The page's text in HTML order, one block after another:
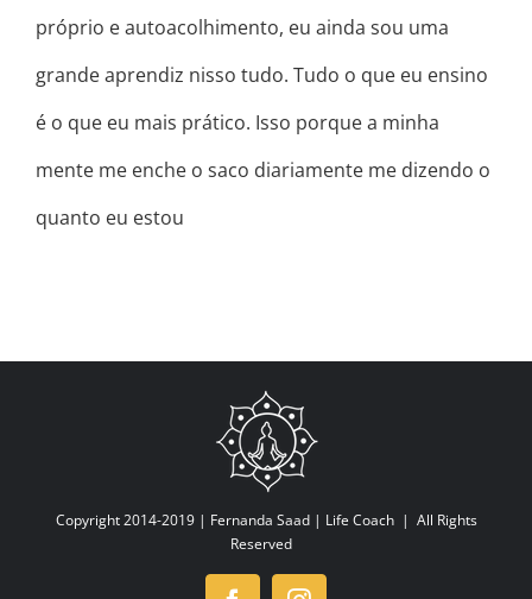
próprio e autoacolhimento, eu ainda sou uma
grande aprendiz nisso tudo. Tudo o que eu ensino
é o que eu mais prático. Isso porque a minha
mente me enche o saco diariamente me dizendo o
quanto eu estou
Copyright 2014-2019 | Fernanda Saad | Life Coach| All Rights
Reserved